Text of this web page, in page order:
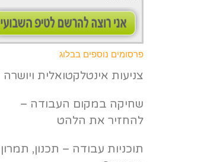
פרסומים נוספים בבלוג
צניעות אינטלקטואלית ויושרה
שחיקה במקום העבודה –
להחזיר את הלהט
תוכניות עבודה – תכנון, תמרון